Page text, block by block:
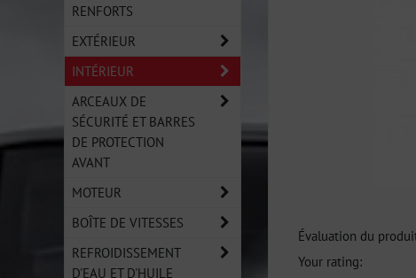
Évaluation du
Your rating:
RENFORTS
EXTÉRIEUR
INTÉRIEUR
ARCEAUX DE
SÉCURITÉ ET BARRES
DE PROTECTION
AVANT
MOTEUR
BOÎTE DE VITESSES
REFROIDISSEMENT
D'EAU ET D'HUILE